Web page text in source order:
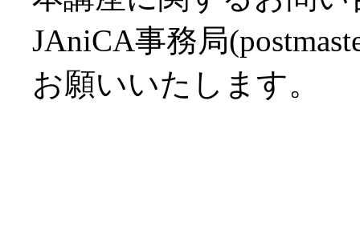
JAniCA事務局
お願いいたします。